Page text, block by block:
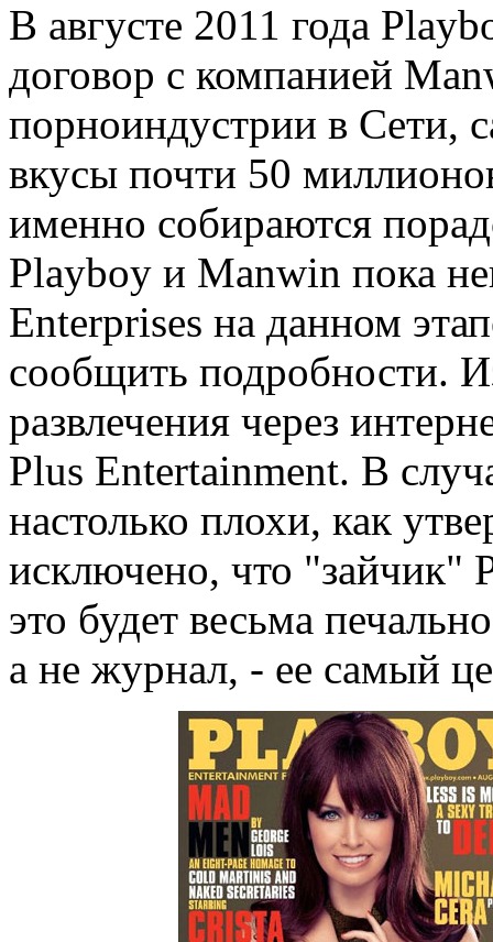
В августе 2011 года
договор с компанией
порноиндустрии в Сети,
вкусы почти 50
именно собираются
Playboy и Manwin пока
Enterprises на данном
сообщить подробности.
развлечения через
Plus Entertainment. В
настолько плохи, как
исключено, что "зайчик"
это будет весьма
а не журнал, - ее самый